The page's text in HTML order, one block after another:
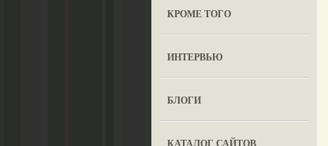
КРОМЕ ТОГО
ИНТЕРВЬЮ
БЛОГИ
КАТАЛОГ САЙТОВ